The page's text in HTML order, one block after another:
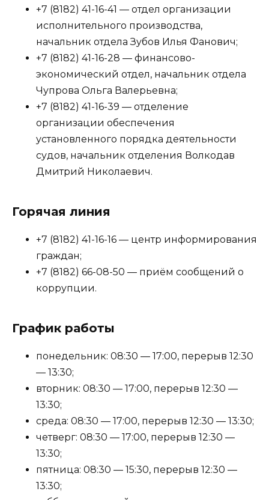
+7 (8182) 41-16-41 — отдел организации
исполнительного производства,
начальник отдела Зубов Илья Фанович;
+7 (8182) 41-16-28 — финансово-
экономический отдел, начальник отдела
Чупрова Ольга Валерьевна;
+7 (8182) 41-16-39 — отделение
организации обеспечения
установленного порядка деятельности
судов, начальник отделения Волкодав
Дмитрий Николаевич.
Горячая линия
+7 (8182) 41-16-16 — центр информирования
граждан;
+7 (8182) 66-08-50 — приём сообщений о
коррупции.
График работы
понедельник: 08:30 — 17:00, перерыв 12:30
— 13:30;
вторник: 08:30 — 17:00, перерыв 12:30 —
13:30;
среда: 08:30 — 17:00, перерыв 12:30 — 13:30;
четверг: 08:30 — 17:00, перерыв 12:30 —
13:30;
пятница: 08:30 — 15:30, перерыв 12:30 —
13:30;